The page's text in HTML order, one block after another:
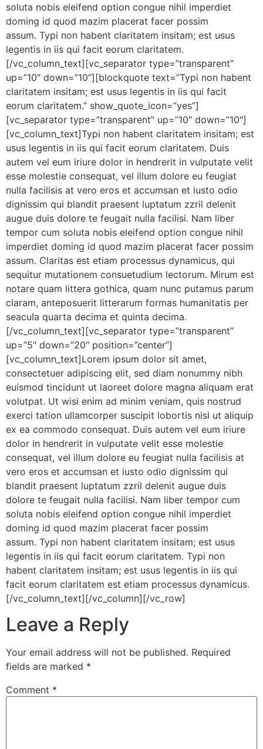
soluta nobis eleifend option congue nihil imperdiet
doming id quod mazim placerat facer possim
assum. Typi non habent claritatem insitam; est usus
legentis in iis qui facit eorum claritatem.
[/vc_column_text][vc_separator type=”transparent”
up=”10″ down=”10″][blockquote text=”Typi non habent
claritatem insitam; est usus legentis in iis qui facit
eorum claritatem.” show_quote_icon=”yes”]
[vc_separator type=”transparent” up=”10″ down=”10″]
[vc_column_text]Typi non habent claritatem insitam; est
usus legentis in iis qui facit eorum claritatem. Duis
autem vel eum iriure dolor in hendrerit in vulputate velit
esse molestie consequat, vel illum dolore eu feugiat
nulla facilisis at vero eros et accumsan et iusto odio
dignissim qui blandit praesent luptatum zzril delenit
augue duis dolore te feugait nulla facilisi. Nam liber
tempor cum soluta nobis eleifend option congue nihil
imperdiet doming id quod mazim placerat facer possim
assum. Claritas est etiam processus dynamicus, qui
sequitur mutationem consuetudium lectorum. Mirum est
notare quam littera gothica, quam nunc putamus parum
claram, anteposuerit litterarum formas humanitatis per
seacula quarta decima et quinta decima.
[/vc_column_text][vc_separator type=”transparent”
up=”5″ down=”20″ position=”center”]
[vc_column_text]Lorem ipsum dolor sit amet,
consectetuer adipiscing elit, sed diam nonummy nibh
euismod tincidunt ut laoreet dolore magna aliquam erat
volutpat. Ut wisi enim ad minim veniam, quis nostrud
exerci tation ullamcorper suscipit lobortis nisl ut aliquip
ex ea commodo consequat. Duis autem vel eum iriure
dolor in hendrerit in vulputate velit esse molestie
consequat, vel illum dolore eu feugiat nulla facilisis at
vero eros et accumsan et iusto odio dignissim qui
blandit praesent luptatum zzril delenit augue duis
dolore te feugait nulla facilisi. Nam liber tempor cum
soluta nobis eleifend option congue nihil imperdiet
doming id quod mazim placerat facer possim
assum. Typi non habent claritatem insitam; est usus
legentis in iis qui facit eorum claritatem. Typi non
habent claritatem insitam; est usus legentis in iis qui
facit eorum claritatem est etiam processus dynamicus.
[/vc_column_text][/vc_column][/vc_row]
Leave a Reply
Your email address will not be published. Required
fields are marked *
Comment *